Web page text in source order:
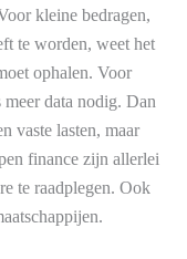
kleine bedragen,
te worden, weet het
ophalen. Voor
meer data nodig. Dan
vaste lasten, maar
finance zijn allerlei
te raadplegen. Ook